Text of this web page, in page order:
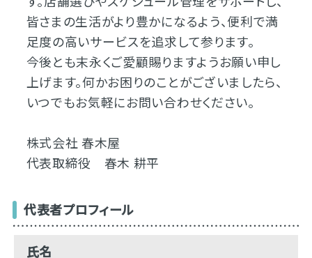
皆さまの生活がより豊かになるよう、便利で満
足度の高いサービスを追求して参ります。
今後とも末永くご愛顧賜りますようお願い申し
上げます。何かお困りのことがございましたら、
いつでもお気軽にお問い合わせください。
株式会社 春木屋
代表取締役 春木 耕平
代表者プロフィール
氏名